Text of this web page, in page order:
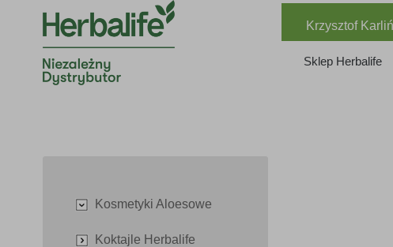
Krzysztof
Sklep Herbalife
Kosmetyki Aloesowe
Koktajle Herbalife